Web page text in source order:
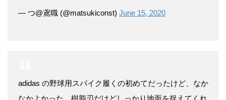
— つ@鳶職 (@matsukiconst) June 15, 2020
adidas の野球用スパイク履くの初めてだったけど、なか
なかよかった。樹脂刃だけどしっかり地面を捉えてくれ